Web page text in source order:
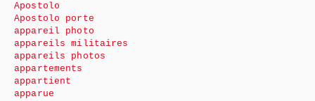
Apostolo
Apostolo porte
appareil photo
appareils militaires
appareils photos
appartements
appartient
apparue